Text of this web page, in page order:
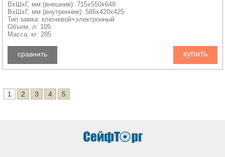
ВхШхГ, мм (внешние): 715x550x648
ВхШхГ, мм (внутренние): 585x420x425
Тип замка: ключевой+электронный
Объем, л: 105
Масса, кг: 285
купить
сравнить
1 2 3 4 5